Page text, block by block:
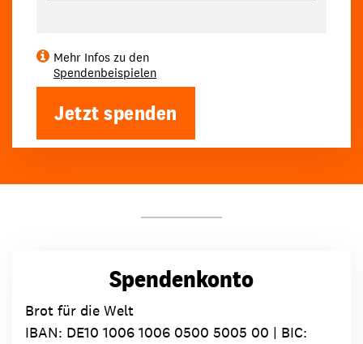
Mehr Infos zu den
Spendenbeispielen
Jetzt spenden
Spendenkonto
Brot für die Welt
IBAN: DE10 1006 1006 0500 5005 00 | BIC: